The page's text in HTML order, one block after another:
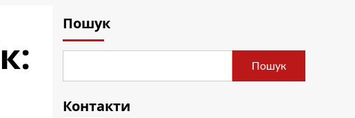
Пошук
Пошук
Контакти